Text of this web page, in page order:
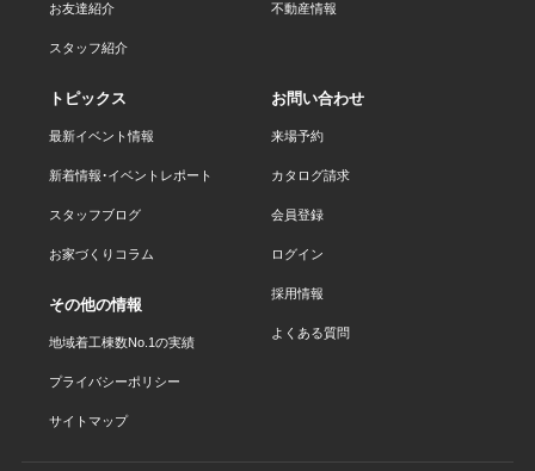
お友達紹介
スタッフ紹介
不動産情報
トピックス
最新イベント情報
新着情報・イベントレポート
スタッフブログ
お家づくりコラム
お問い合わせ
来場予約
カタログ請求
会員登録
ログイン
採用情報
よくある質問
その他の情報
地域着工棟数No.1の実績
プライバシーポリシー
サイトマップ